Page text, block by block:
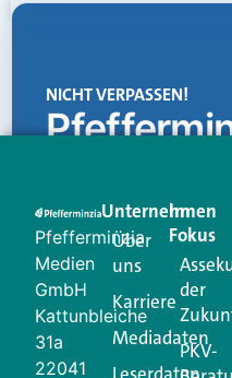
NICHT VERPASSEN!
Creator für Ihre
Ihren Vertriebsalltag
Login.
Jetzt anmelden
Pfefferminzia
Medien
GmbH
Kattunbleiche
31a
22041
Unternehmen
Über
uns
Karriere
Mediadaten
Im
Fokus
der
PKV-